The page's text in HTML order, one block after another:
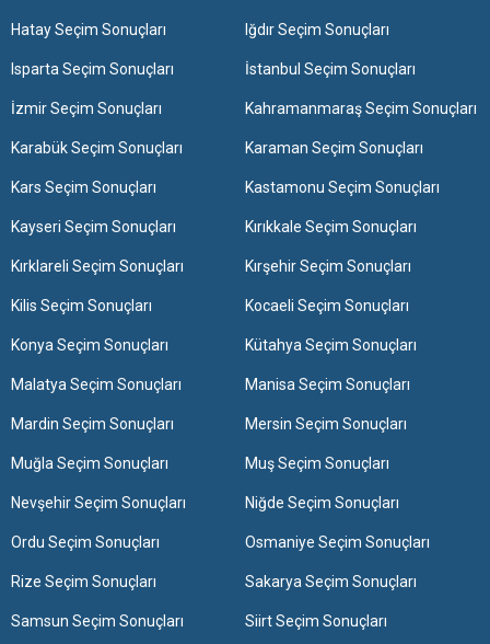
Hatay Seçim Sonuçları Iğdır Seçim Sonuçları
Isparta Seçim Sonuçları İstanbul Seçim Sonuçları
İzmir Seçim Sonuçları Kahramanmaraş Seçim Sonuçları
Karabük Seçim Sonuçları Karaman Seçim Sonuçları
Kars Seçim Sonuçları Kastamonu Seçim Sonuçları
Kayseri Seçim Sonuçları Kırıkkale Seçim Sonuçları
Kırklareli Seçim Sonuçları Kırşehir Seçim Sonuçları
Kilis Seçim Sonuçları Kocaeli Seçim Sonuçları
Konya Seçim Sonuçları Kütahya Seçim Sonuçları
Malatya Seçim Sonuçları Manisa Seçim Sonuçları
Mardin Seçim Sonuçları Mersin Seçim Sonuçları
Muğla Seçim Sonuçları Muş Seçim Sonuçları
Nevşehir Seçim Sonuçları Niğde Seçim Sonuçları
Ordu Seçim Sonuçları Osmaniye Seçim Sonuçları
Rize Seçim Sonuçları Sakarya Seçim Sonuçları
Samsun Seçim Sonuçları Siirt Seçim Sonuçları